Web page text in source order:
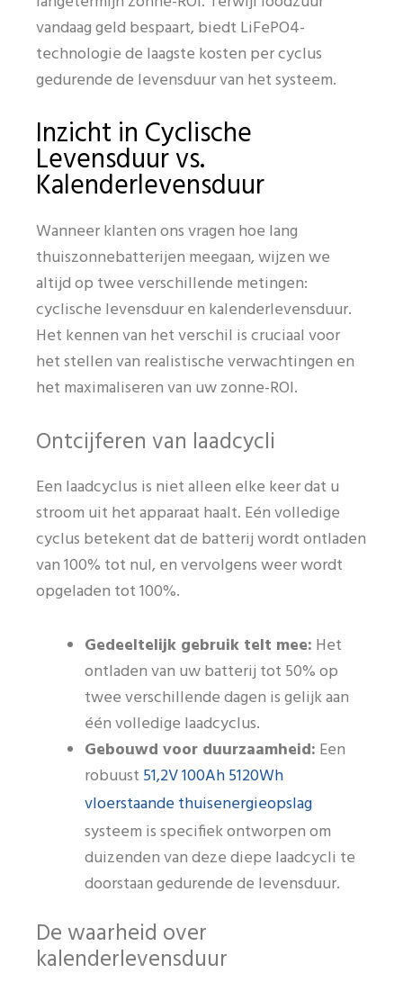
vandaag geld bespaart, biedt LiFePO4-
technologie de laagste kosten per cyclus
gedurende de levensduur van het systeem.
Inzicht in Cyclische
Levensduur vs.
Kalenderlevensduur
Wanneer klanten ons vragen hoe lang
thuiszonnebatterijen meegaan, wijzen we
altijd op twee verschillende metingen:
cyclische levensduur en kalenderlevensduur.
Het kennen van het verschil is cruciaal voor
het stellen van realistische verwachtingen en
het maximaliseren van uw zonne-ROI.
Ontcijferen van laadcycli
Een laadcyclus is niet alleen elke keer dat u
stroom uit het apparaat haalt. Eén volledige
cyclus betekent dat de batterij wordt ontladen
van 100% tot nul, en vervolgens weer wordt
opgeladen tot 100%.
Gedeeltelijk gebruik telt mee: Het
ontladen van uw batterij tot 50% op
twee verschillende dagen is gelijk aan
één volledige laadcyclus.
Gebouwd voor duurzaamheid: Een
robuust 51,2V 100Ah 5120Wh
vloerstaande thuisenergieopslag
systeem is specifiek ontworpen om
duizenden van deze diepe laadcycli te
doorstaan gedurende de levensduur.
De waarheid over
kalenderlevensduur